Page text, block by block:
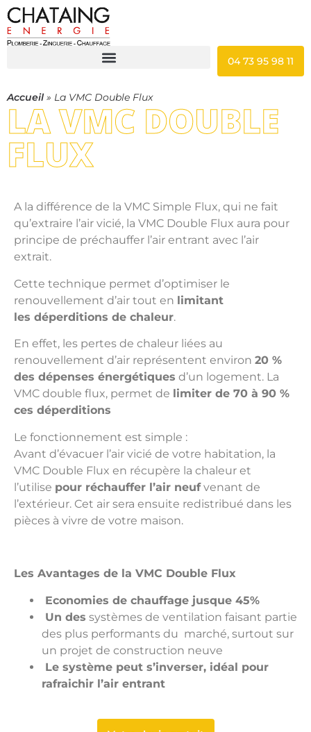
04 73 95 98 11
Accueil » La VMC Double Flux
LA VMC DOUBLE
FLUX
A la différence de la VMC Simple Flux, qui ne fait
qu’extraire l’air vicié, la VMC Double Flux aura pour
principe de préchauffer l’air entrant avec l’air
extrait.
Cette technique permet d’optimiser le
renouvellement d’air tout en limitant
les déperditions de chaleur.
En effet, les pertes de chaleur liées au
renouvellement d’air représentent environ 20 %
des dépenses énergétiques d’un logement. La
VMC double flux, permet de limiter de 70 à 90 %
ces déperditions
Le fonctionnement est simple :
Avant d’évacuer l’air vicié de votre habitation, la
VMC Double Flux en récupère la chaleur et
l’utilise pour réchauffer l’air neufvenant de
l’extérieur. Cet air sera ensuite redistribué dans les
pièces à vivre de votre maison.
Les Avantages de la VMC Double Flux
Economies de chauffage jusque 45%
Un des systèmes de ventilation faisant partie
des plus performants du marché, surtout sur
un projet de construction neuve
Le système peut s’inverser, idéal pour
rafraichir l’air entrant